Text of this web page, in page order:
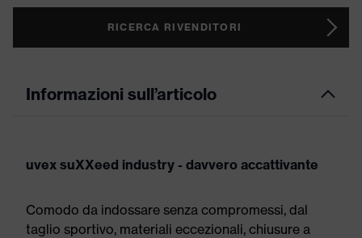
RICERCA RIVENDITORI
Informazioni sull’articolo
uvex suXXeed industry - davvero accattivante
Comodo da indossare senza compromessi, dal
taglio sportivo, materiali eccezionali, chiusure a